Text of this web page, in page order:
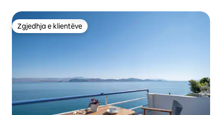
Zgjedhja e klientëve
Zgjedhja e klientëve